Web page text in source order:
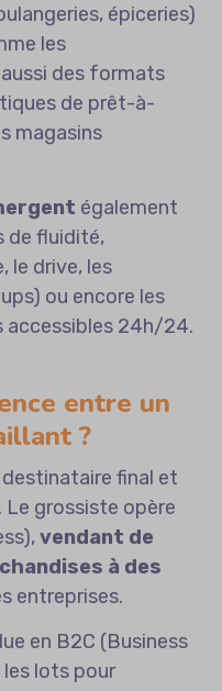
épiceries)
les
des formats
de prêt-à-
magasins
également
de fluidité,
le drive, les
ou encore les
24h/24.
entre un
?
final et
grossiste opère
vendant de
à des
entreprises.
en B2C (Business
lots pour